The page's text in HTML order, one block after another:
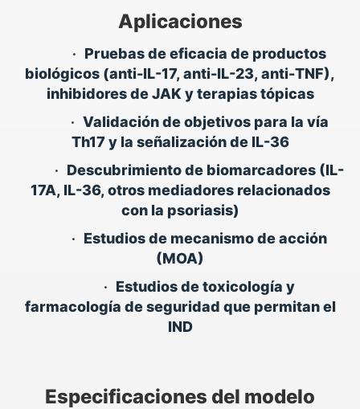
Aplicaciones
• Pruebas de eficacia de productos
biológicos (anti-IL-17, anti-IL-23, anti-TNF),
inhibidores de JAK y terapias tópicas
• Validación de objetivos para la vía
Th17 y la señalización de IL-36
• Descubrimiento de biomarcadores (IL-
17A, IL-36, otros mediadores relacionados
con la psoriasis)
• Estudios de mecanismo de acción
(MOA)
• Estudios de toxicología y
farmacología de seguridad que permitan el
IND
Especificaciones del modelo